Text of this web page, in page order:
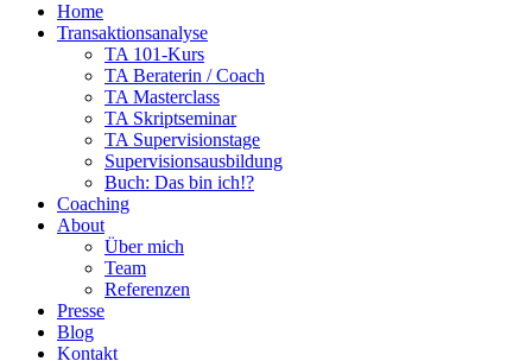
Home
Transaktionsanalyse
TA 101-Kurs
TA Beraterin / Coach
TA Masterclass
TA Skriptseminar
TA Supervisionstage
Supervisionsausbildung
Buch: Das bin ich!?
Coaching
About
Über mich
Team
Referenzen
Presse
Blog
Kontakt